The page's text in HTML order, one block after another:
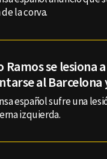
la corva.
Ramos se lesiona
al Barcelona
español sufre una
izquierda.